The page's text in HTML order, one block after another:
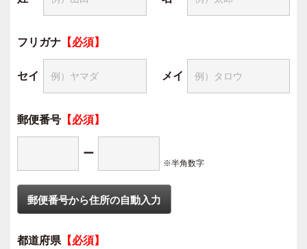
フリガナ 【必須】
セイ メイ
郵便番号 【必須】
ー
※半角数字
都道府県 【必須】